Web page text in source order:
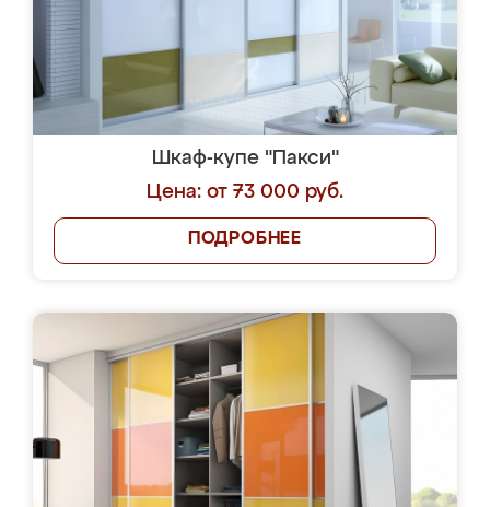
Шкаф-купе "Пакси"
Цена: от 73 000 руб.
ПОДРОБНЕЕ